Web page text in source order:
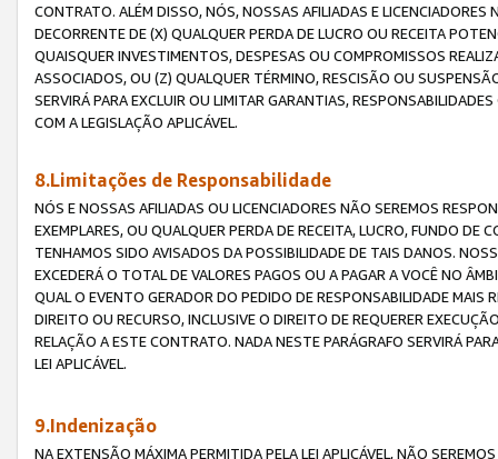
CONTRATO. ALÉM DISSO, NÓS, NOSSAS AFILIADAS E
DECORRENTE DE (X) QUALQUER PERDA DE LUCRO OU RECEITA
QUAISQUER INVESTIMENTOS, DESPESAS OU COMPROMISSOS
ASSOCIADOS, OU (Z) QUALQUER TÉRMINO, RESCISÃO OU
SERVIRÁ PARA EXCLUIR OU LIMITAR GARANTIAS,
COM A LEGISLAÇÃO APLICÁVEL.
8.Limitações de Responsabilidade
NÓS E NOSSAS AFILIADAS OU LICENCIADORES NÃO SEREMOS
EXEMPLARES, OU QUALQUER PERDA DE RECEITA, LUCRO, FUNDO
TENHAMOS SIDO AVISADOS DA POSSIBILIDADE DE TAIS DANOS.
EXCEDERÁ O TOTAL DE VALORES PAGOS OU A PAGAR A VOCÊ NO
QUAL O EVENTO GERADOR DO PEDIDO DE RESPONSABILIDADE
DIREITO OU RECURSO, INCLUSIVE O DIREITO DE REQUERER
RELAÇÃO A ESTE CONTRATO. NADA NESTE PARÁGRAFO SERVIRÁ
LEI APLICÁVEL.
9.Indenização
NA EXTENSÃO MÁXIMA PERMITIDA PELA LEI APLICÁVEL, NÃO